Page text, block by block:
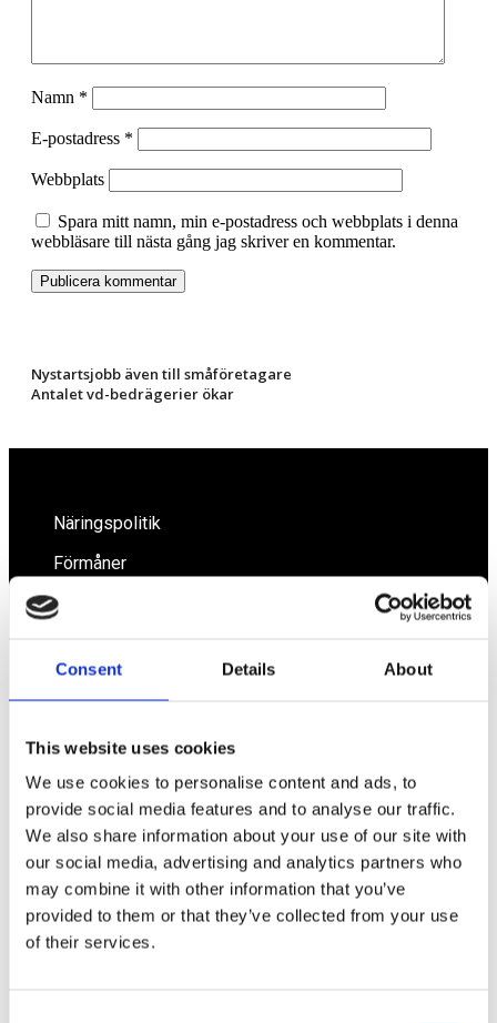
Consent Details About
This website uses cookies
We use cookies to personalise content and ads, to
provide social media features and to analyse our traffic.
We also share information about your use of our site with
our social media, advertising and analytics partners who
may combine it with other information that you’ve
provided to them or that they’ve collected from your use
of their services.
Namn *
E-postadress *
Webbplats
Spara mitt namn, min e-postadress och webbplats i denna
webbläsare till nästa gång jag skriver en kommentar.
Nystartsjobb även till småföretagare
Antalet vd-bedrägerier ökar
Av småföretagare, för småföretagare
Ett medlemskap späckat med småföretagaranpassade
medlemstjänster och förmåner. Din egen
inköpsavdelning, rådgivning, försäkringspaket och
Näringspolitik
Förmåner
Försäkringar
Tips